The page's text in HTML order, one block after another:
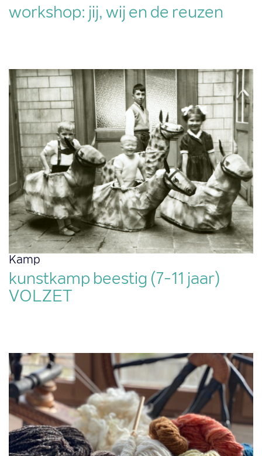
workshop: jij, wij en de reuzen
Kamp
kunstkamp beestig (7-11 jaar)
VOLZET